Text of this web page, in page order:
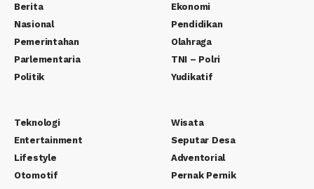
Berita
Nasional
Pemerintahan
Parlementaria
Politik
Ekonomi
Pendidikan
Olahraga
TNI – Polri
Yudikatif
Teknologi
Entertainment
Lifestyle
Otomotif
Wisata
Seputar Desa
Adventorial
Pernak Pernik